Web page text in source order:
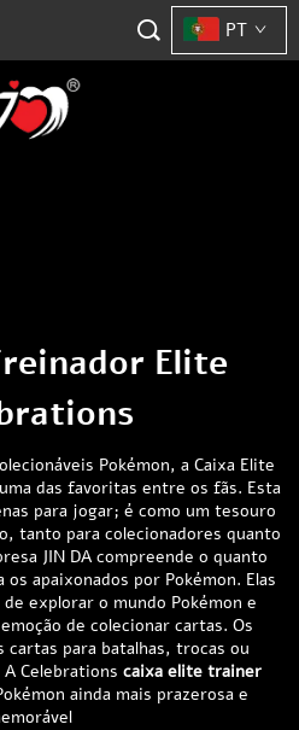
PT
Elite
Pokémon, a Caixa Elite
das favoritas entre os fãs. Esta
para jogar; é como um tesouro
tanto para colecionadores quanto
JIN DA compreende o quanto
apaixonados por Pokémon. Elas
explorar o mundo Pokémon e
de colecionar cartas. Os
cartas para batalhas, trocas ou
Celebrations caixa elite trainer
ainda mais prazerosa e